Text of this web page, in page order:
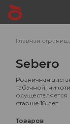
Главная страница
Sebero
Розничная
табачной,
старше 18 лет.
Товаров